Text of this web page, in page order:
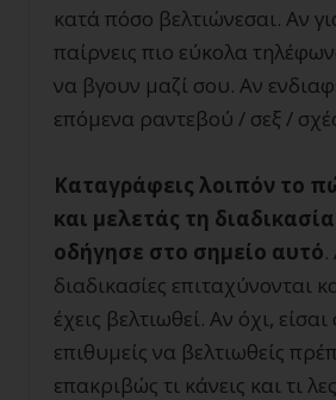
κατά πόσο βελτιώνεσαι. Αν
παίρνεις πιο εύκολα
να βγουν μαζί σου. Αν
επόμενα ραντεβού / σεξ /
Καταγράφεις λοιπόν το
και μελετάς τη
οδήγησε στο σημείο αυτό.
διαδικασίες επιταχύνονται
έχεις βελτιωθεί. Αν όχι,
επιθυμείς να βελτιωθείς
επακριβώς τι κάνεις και τι